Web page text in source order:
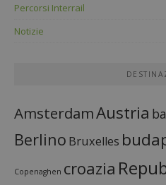
Percorsi Interrail
Notizie
AmsterdamAustria
Berlino Bruxelles
Copenaghen croazia